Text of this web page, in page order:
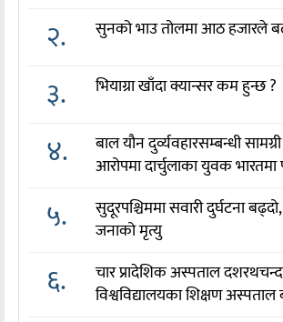
२. सुनको भाउ तोलमा आठ हजारले
३. भियाग्रा खाँदा क्यान्सर कम हुन्छ ?
४.
बाल यौन दुर्व्यवहारसम्बन्धी
आरोपमा दार्चुलाका युवक भारतमा
५.
सुदूरपश्चिममा सवारी दुर्घटना
जनाको मृत्यु
६.
चार प्रादेशिक अस्पताल दशरथचन्द
विश्वविद्यालयका शिक्षण अस्पताल